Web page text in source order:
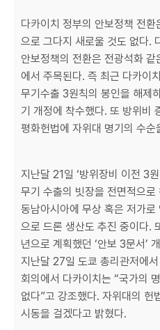
다카이치 정부의 안보정책 전
으로 그다지 새로울 것도 없다.
안보정책의 전환은 전광석화
에서 주목된다. 즉 최근 다카이
무기수출 3원칙의 봉인을 해제
기 개정에 착수했다. 또 방위비
평화헌법에 자위대 명기의 수순
지난달 21일 ‘방위장비 이전 3
무기 수출의 빗장을 전면적으
동남아시아에 무상 혹은 저가
으로 드론 생산도 추진 중이다.
년으로 계획했던 ‘안보 3문서’
지난달 27일 도쿄 총리관저에
회의에서 다카이치는 “국가의
없다”고 강조했다. 자위대의 헌
시동을 걸겠다고 밝혔다.